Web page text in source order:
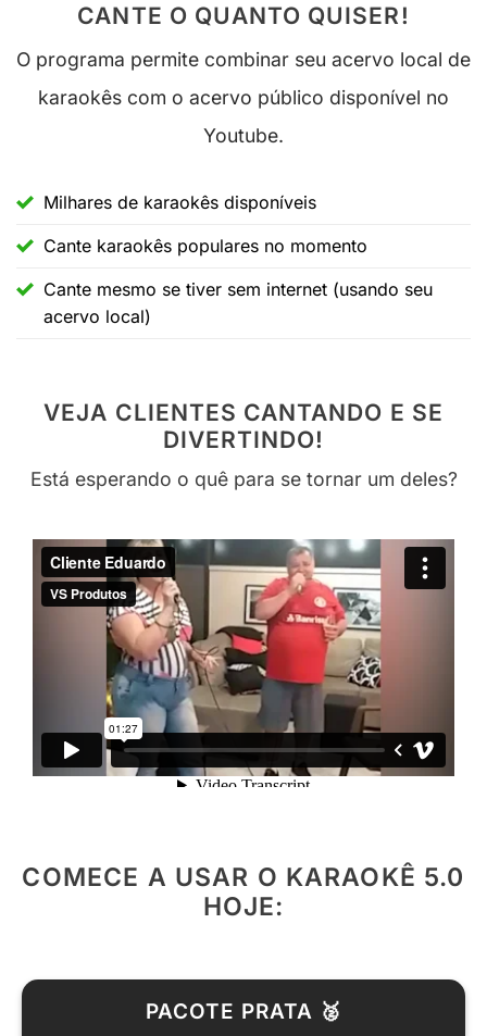
CANTE O QUANTO QUISER!
O programa permite combinar seu acervo local de
karaokês com o acervo público disponível no
Youtube.
Milhares de karaokês disponíveis
Cante karaokês populares no momento
Cante mesmo se tiver sem internet (usando seu
acervo local)
VEJA CLIENTES CANTANDO E SE
DIVERTINDO!
Está esperando o quê para se tornar um deles?
COMECE A USAR O KARAOKÊ 5.0
HOJE:
PACOTE PRATA 🥈